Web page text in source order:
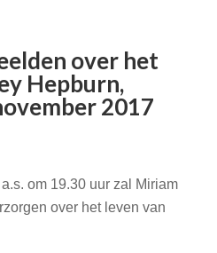
over het
Hepburn,
2017
om 19.30 uur zal Miriam
over het leven van